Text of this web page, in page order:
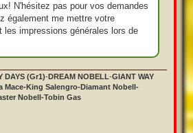
N'hésitez pas pour vos demandes
également me mettre votre
les impressions générales lors de
DAYS (Gr1)-DREAM NOBELL-GIANT WAY
Mace-King Salengro-Diamant Nobell-
Nobell-Tobin Gas